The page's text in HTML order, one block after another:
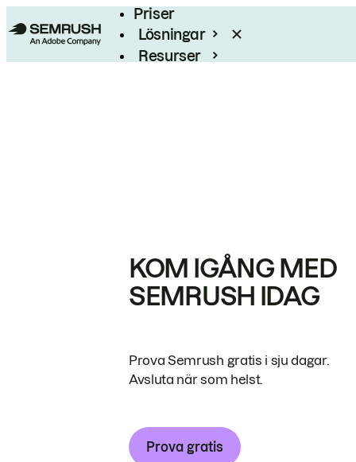
Priser
Lösningar
Resurser
KOM IGÅNG MED
SEMRUSH IDAG
Prova Semrush gratis i sju dagar.
Avsluta när som helst.
Prova gratis